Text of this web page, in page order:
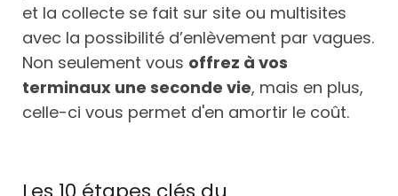
et la collecte se fait sur site ou multisites
avec la possibilité d’enlèvement par vagues.
Non seulement vous offrez à vos
terminaux une seconde vie, mais en plus,
celle-ci vous permet d'en amortir le coût.